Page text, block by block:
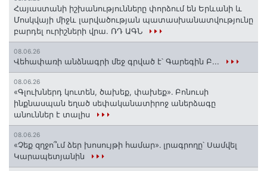
Հայաստանի իշխանությունները փորձում են Երևանի և
Մոսկվայի միջև լարվածության պատասխանատվությունը
բարդել ուրիշների վրա. ՌԴ ԱԳՆ
08.06.26
Վեհափառի անձնագրի մեջ գրված է՝ Գարեգին Բ...
08.06.26
«Գլուխներդ կուտեն, ծախեք, փախեք»․ Բոնուսի
ինքնասպան եղած սեփականատիրոջ աներձագը
անուններ է տալիս
08.06.26
«Չեք զղջո՞ւմ ձեր խոսույթի համար»․ լրագրողը՝ Սամվել
Կարապետյանին